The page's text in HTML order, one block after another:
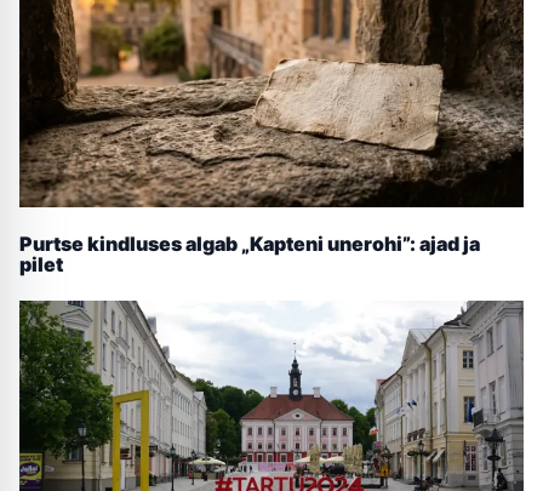
Purtse kindluses algab „Kapteni unerohi”: ajad ja
pilet